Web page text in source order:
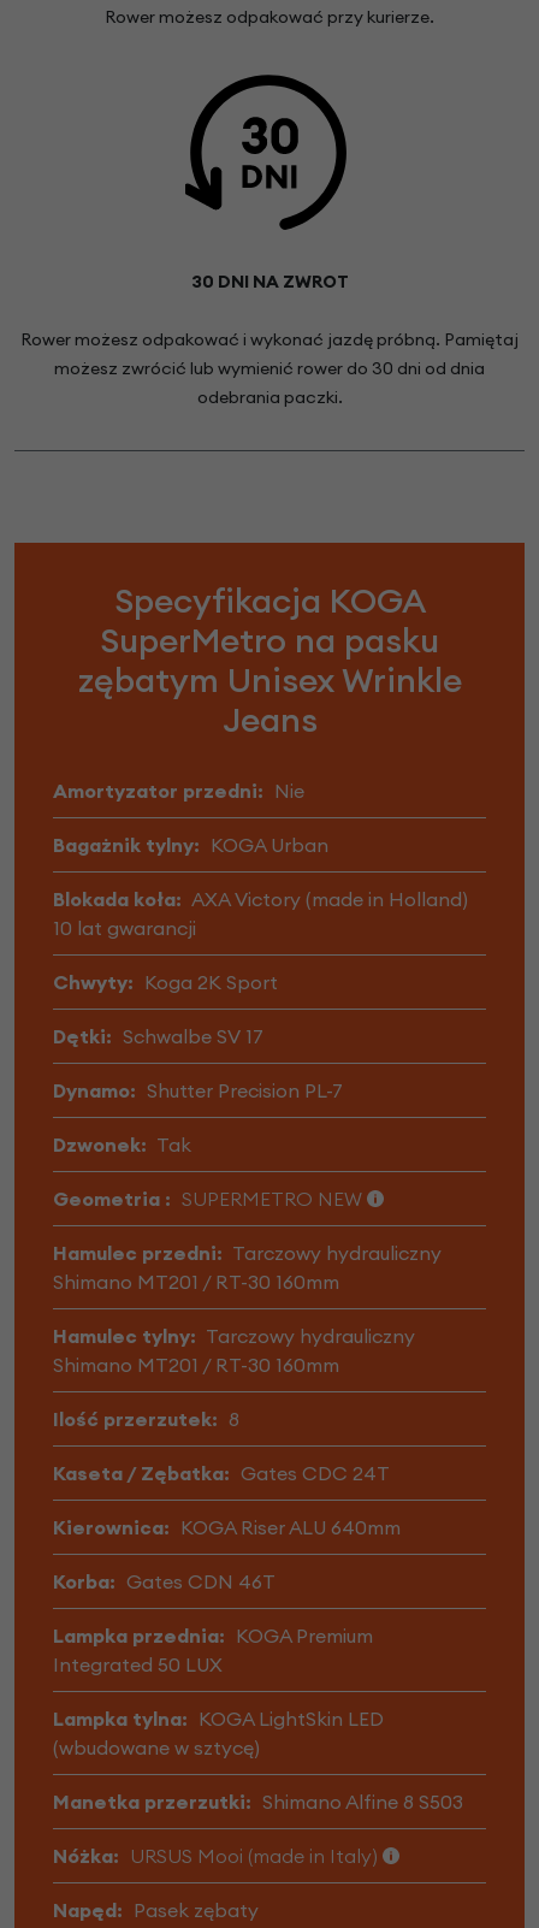
Rower możesz odpakować przy kurierze.
30 DNI NA ZWROT
Rower możesz odpakować i wykonać jazdę próbną. Pamiętaj
możesz zwrócić lub wymienić rower do 30 dni od dnia
odebrania paczki.
Specyfikacja KOGA
SuperMetro na pasku
zębatym Unisex Wrinkle
Jeans
Amortyzator przedni: Nie
Bagażnik tylny: KOGA Urban
Blokada koła: AXA Victory (made in Holland)
10 lat gwarancji
Chwyty: Koga 2K Sport
Dętki: Schwalbe SV 17
Dynamo: Shutter Precision PL-7
Dzwonek: Tak
Geometria : SUPERMETRO NEW
Hamulec przedni: Tarczowy hydrauliczny
Shimano MT201 / RT-30 160mm
Hamulec tylny: Tarczowy hydrauliczny
Shimano MT201 / RT-30 160mm
Ilość przerzutek: 8
Kaseta / Zębatka: Gates CDC 24T
Kierownica: KOGA Riser ALU 640mm
Korba: Gates CDN 46T
Lampka przednia: KOGA Premium
Integrated 50 LUX
Lampka tylna: KOGA LightSkin LED
(wbudowane w sztycę)
Manetka przerzutki: Shimano Alfine 8 S503
Nóżka: URSUS Mooi (made in Italy)
Napęd: Pasek zębaty